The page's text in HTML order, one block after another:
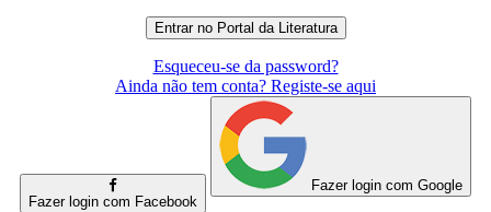
Esqueceu-se da password?
Ainda não tem conta? Registe-se aqui
Fazer login com Facebook
Fazer login com Google